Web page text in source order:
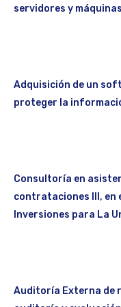
servidores y máquinas
Adquisición de un
proteger la
Consultoría en
contrataciones III, en
Inversiones para La
Auditoría Externa de